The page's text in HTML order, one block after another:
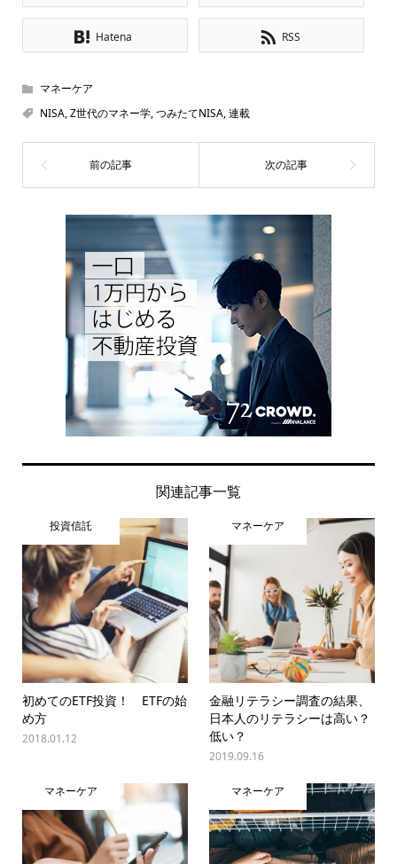
Hatena RSS
マネーケア
NISA,Z世代のマネー学,つみたてNISA,連載
関連記事一覧
投資信託
初めてのETF投資！ ETFの始
め方
2018.01.12
マネーケア
金融リテラシー調査の結果、
日本人のリテラシーは高い？
低い？
2019.09.16
マネーケア マネーケア